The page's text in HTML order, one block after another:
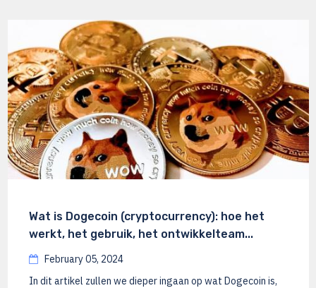
Wat is Dogecoin (cryptocurrency): hoe het
werkt, het gebruik, het ontwikkelteam...
February 05, 2024
In dit artikel zullen we dieper ingaan op wat Dogecoin is,